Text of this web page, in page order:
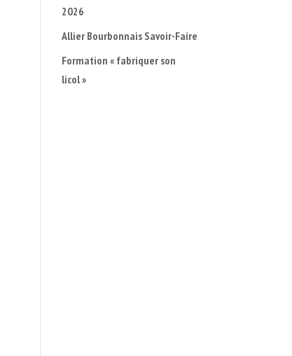
2026
Allier Bourbonnais Savoir-Faire
Formation « fabriquer son
licol »